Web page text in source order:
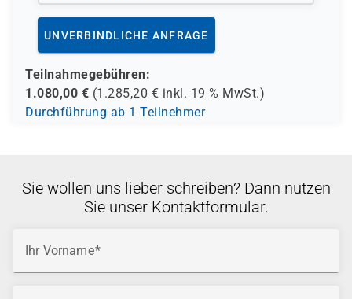
UNVERBINDLICHE ANFRAGE
Teilnahmegebühren:
1.080,00 € (1.285,20 € inkl. 19 % MwSt.)
Durchführung ab 1 Teilnehmer
Sie wollen uns lieber schreiben? Dann nutzen
Sie unser Kontaktformular.
Ihr Vorname